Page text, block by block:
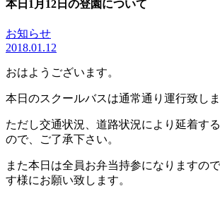
本日1月12日の登園について
お知らせ
2018.01.12
おはようございます。
本日のスクールバスは通常通り運行致しま
ただし交通状況、道路状況により延着す
ので、ご了承下さい。
また本日は全員お弁当持参になりますの
す様にお願い致します。